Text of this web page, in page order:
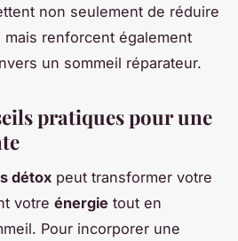
non seulement de réduire
mais renforcent également
un sommeil réparateur.
pratiques pour une
détox peut transformer votre
votre énergie tout en
Pour incorporer une